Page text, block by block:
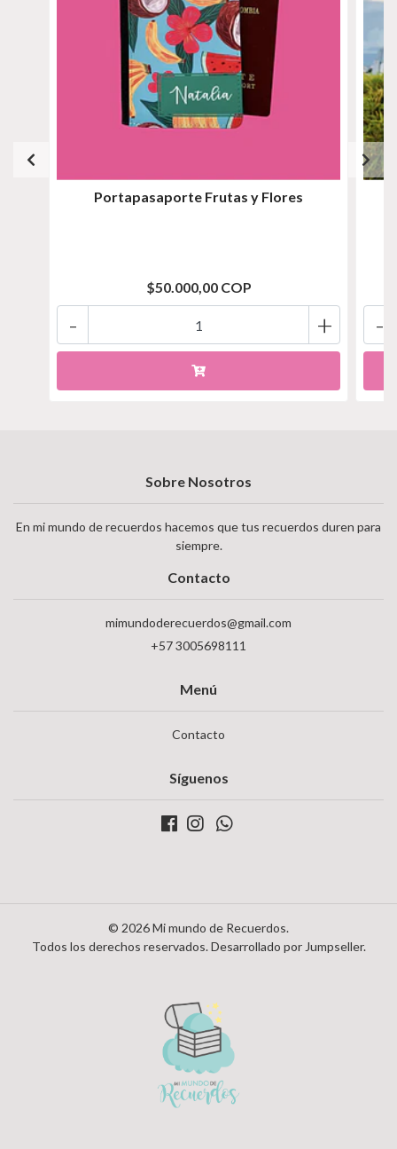
Portapasaporte Frutas y Flores
$50.000,00 COP
+
- -
Sobre Nosotros
En mi mundo de recuerdos hacemos que tus recuerdos duren para
siempre.
Contacto
mimundoderecuerdos@gmail.com
+57 3005698111
Menú
Contacto
Síguenos
© 2026 Mi mundo de Recuerdos.
Todos los derechos reservados.Desarrollado por Jumpseller.